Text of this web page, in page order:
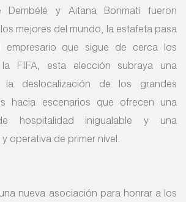
Dembélé y Aitana Bonmatí fueron
mejores del mundo, la estafeta pasa
empresario que sigue de cerca los
la FIFA, esta elección subraya una
la deslocalización de los grandes
hacia escenarios que ofrecen una
hospitalidad inigualable y una
operativa de primer nivel.
nueva asociación para honrar a los